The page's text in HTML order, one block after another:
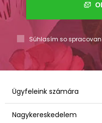
Súhlasím so
Ügyfeleink számára
Nagykereskedelem